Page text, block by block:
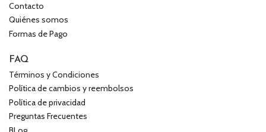
Contacto
Quiénes somos
Formas de Pago
FAQ
Términos y Condiciones
Política de cambios y reembolsos
Política de privacidad
Preguntas Frecuentes